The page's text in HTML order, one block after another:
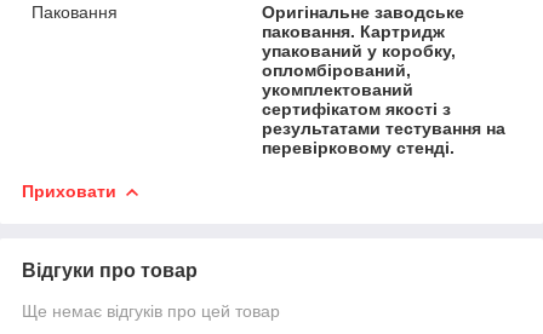
Паковання
Оригінальне заводське
паковання. Картридж
упакований у коробку,
опломбірований,
укомплектований
сертифікатом якості з
результатами тестування на
перевірковому стенді.
Приховати
Відгуки про товар
Ще немає відгуків про цей товар